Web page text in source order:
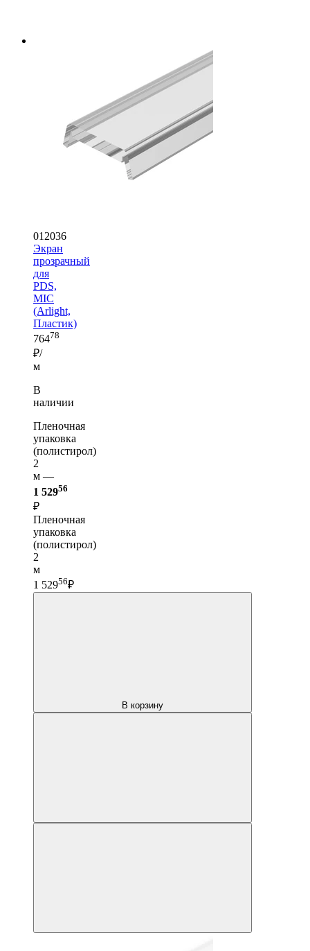
012036
Экран
прозрачный
для
PDS,
MIC
(Arlight,
Пластик)
76478
₽/
м
В
наличии
Пленочная
упаковка
(полистирол)
2
м —
1 52956
₽
Пленочная
упаковка
(полистирол)
2
м
1 52956₽
В корзину